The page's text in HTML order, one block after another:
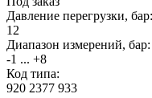
Давление перегрузки, бар:
12
Диапазон измерений, бар:
-1 ... +8
Код типа:
920 2377 933